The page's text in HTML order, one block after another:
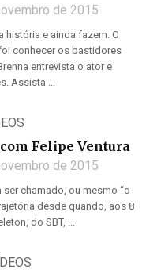
de 2015
história e ainda fazem. O
conhecer os bastidores
entrevista o ator e
Assista ...
Felipe Ventura
de 2015
chamado, ou mesmo “o
desde quando, aos 8
do SBT, ...